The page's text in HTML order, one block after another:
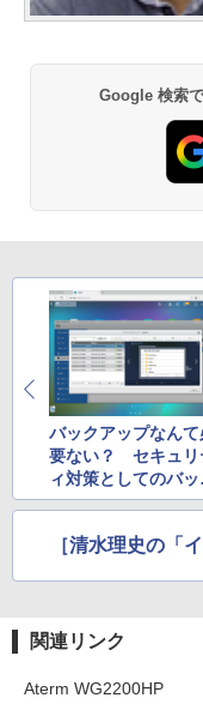
Google 検索
バックアップなんて
要ない？ セキュリ
ィ対策としてのバッ
アップの重要性
［清水理史の「
関連リンク
Aterm WG2200HP